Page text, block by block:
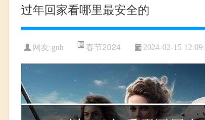
过年回家看哪里最安全的
网友:gnh 春节2024 2024-02-15